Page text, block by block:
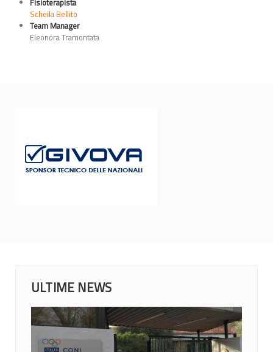
Scheila Bellito
Team Manager
Eleonora Tramontata
ULTIME NEWS